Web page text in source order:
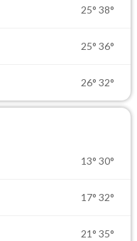
25° 38°
25° 36°
26° 32°
13° 30°
17° 32°
21° 35°